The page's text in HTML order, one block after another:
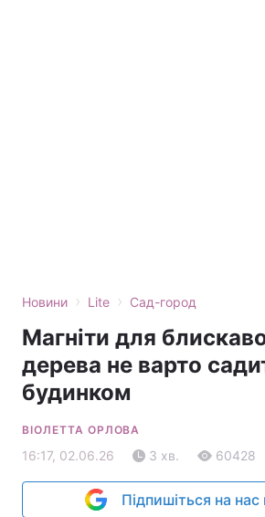
Новини › Lite › Сад-город
Магніти для
дерева не варто
будинком
ВІОЛЕТТА ОРЛОВА
16:17, 02.06.26 3 хв. 60428
Підпишіться на